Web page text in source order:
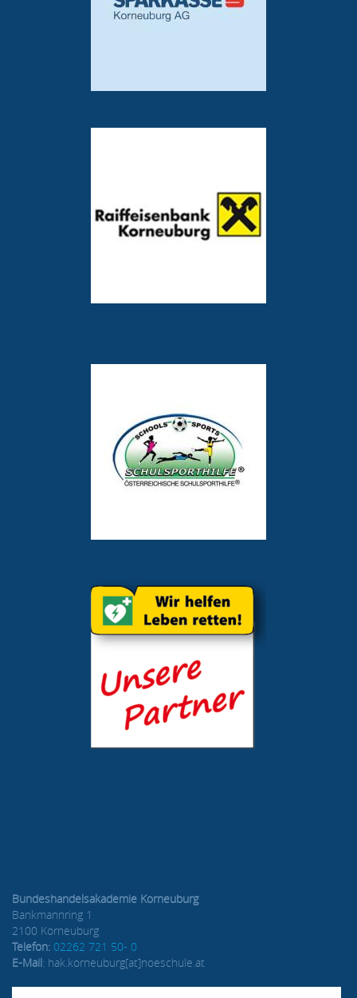
Bundeshandelsakademie Korneuburg
Bankmannring 1
2100 Korneuburg
Telefon: 02262 721 50- 0
E-Mail: hak.korneuburg[at]noeschule.at